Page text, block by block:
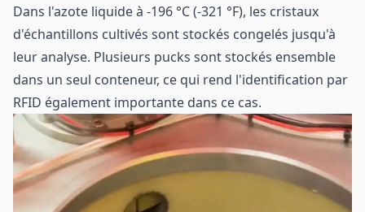
Dans l'azote liquide à -196 °C (-321 °F), les cristaux
d'échantillons cultivés sont stockés congelés jusqu'à
leur analyse. Plusieurs pucks sont stockés ensemble
dans un seul conteneur, ce qui rend l'identification par
RFID également importante dans ce cas.